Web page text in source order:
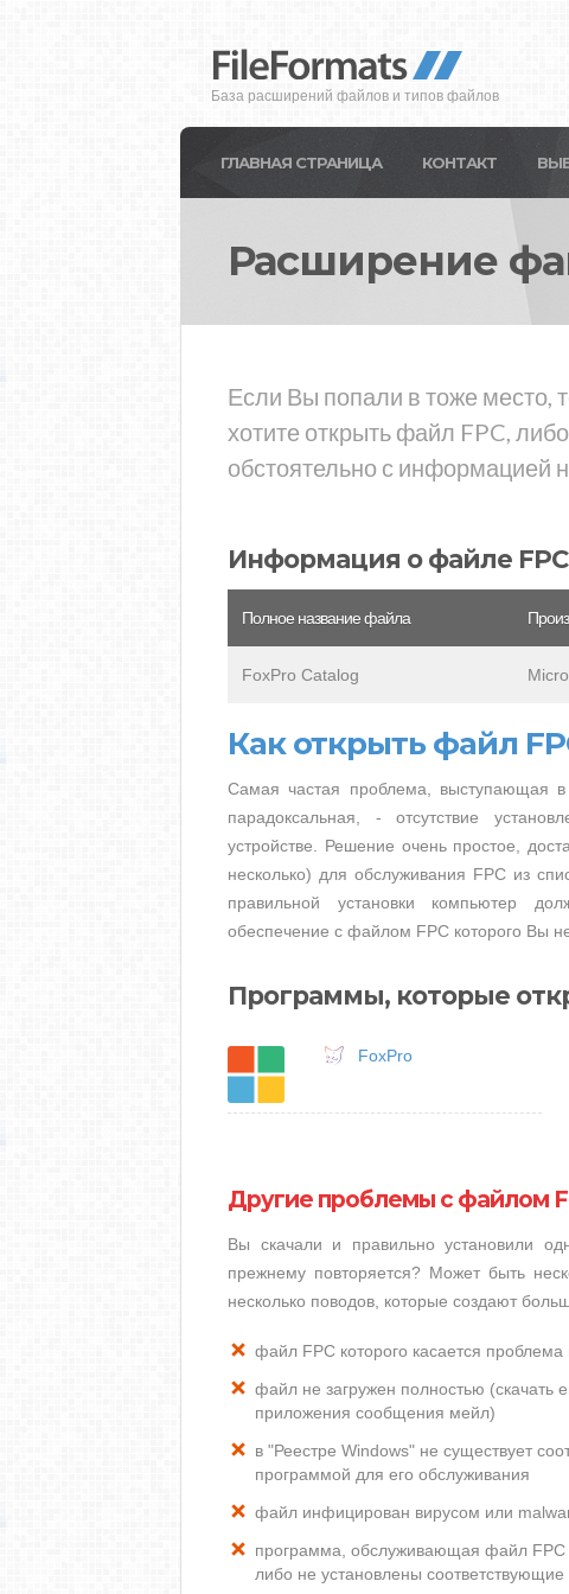
База расширений файлов и типов файлов
ГЛАВНАЯ СТРАНИЦА КОНТАКТ
Расширение
Если Вы попали в тоже место,
хотите открыть файл FPC,
обстоятельно с информацией
Информация о файле FPC
Полное название файла
FoxPro Catalog
Как открыть файл
Самая частая проблема, выступающая
парадоксальная, - отсутствие
устройстве. Решение очень простое,
несколько) для обслуживания FPC из
правильной установки компьютер
обеспечение с файлом FPC которого Вы
Программы, которые
FoxPro
Другие проблемы с файлом
Вы скачали и правильно установили
прежнему повторяется? Может быть
несколько поводов, которые создают
файл FPC которого касается
файл не загружен полностью (скачать
приложения сообщения мейл)
в "Реестре Windows" не существует
программой для его обслуживания
файл инфицирован вирусом или
программа, обслуживающая файл FPC
либо не установлены